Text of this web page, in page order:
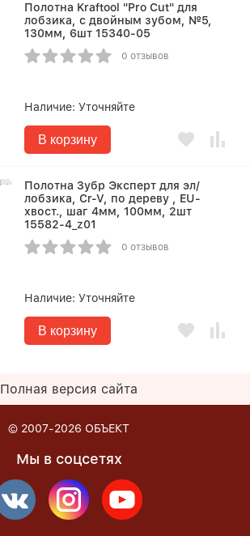
Полотна Kraftool "Pro Cut" для
лобзика, с двойным зубом, №5,
130мм, 6шт 15340-05
0 отзывов
Наличие:Уточняйте
В корзину
Полотна Зубр Эксперт для эл/
лобзика, Cr-V, по дереву , EU-
хвост., шаг 4мм, 100мм, 2шт
15582-4_z01
0 отзывов
Наличие:Уточняйте
В корзину
Полная версия сайта
© 2007-2026 ОБЪЕКТ
Мы в соцсетях